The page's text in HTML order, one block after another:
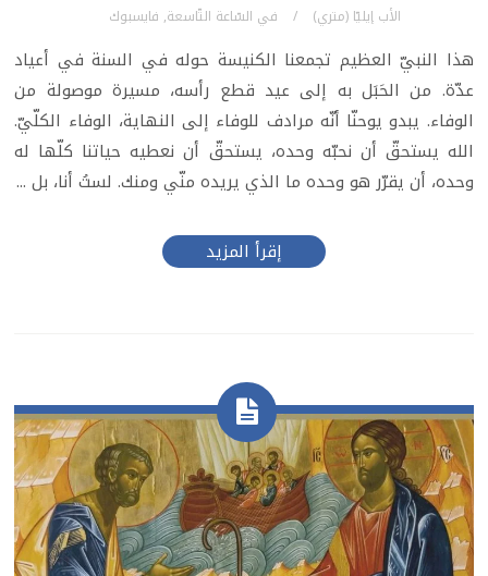
الأب إيليّا (متري) في السّاعة التّاسعة, فايسبوك
هذا النبيّ العظيم تجمعنا الكنيسة حوله في السنة في أعياد
عدّة. من الحَبَل به إلى عيد قطع رأسه، مسيرة موصولة من
الوفاء. يبدو يوحنّا أنّه مرادف للوفاء إلى النهاية، الوفاء الكلّيّ.
الله يستحقّ أن نحبّه وحده، يستحقّ أن نعطيه حياتنا كلّها له
وحده، أن يقرّر هو وحده ما الذي يريده منّي ومنك. لستُ أنا، بل ...
إقرأ المزيد